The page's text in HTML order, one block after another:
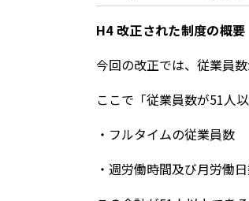
H4 改正された制度の概要
今回の改正では、従業員
ここで「従業員数が51人
・フルタイムの従業員数
・週労働時間及び月労働